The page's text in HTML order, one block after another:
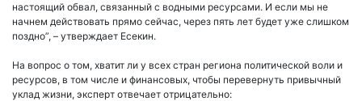
настоящий обвал, связанный с водными ресурсами. И если мы не
начнем действовать прямо сейчас, через пять лет будет уже слишком
поздно”, – утверждает Есекин.
На вопрос о том, хватит ли у всех стран региона политической воли и
ресурсов, в том числе и финансовых, чтобы перевернуть привычный
уклад жизни, эксперт отвечает отрицательно: